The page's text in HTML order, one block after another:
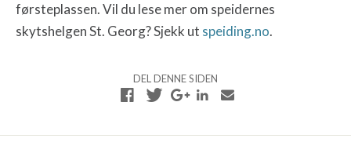
førsteplassen. Vil du lese mer om speidernes
skytshelgen St. Georg? Sjekk ut speiding.no.
DEL DENNE SIDEN